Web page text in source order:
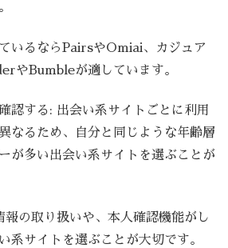
いるならPairsやOmiai、カジュア
やBumbleが適しています。
認する: 出会い系サイトごとに利用
なるため、自分と同じような年齢層
が多い出会い系サイトを選ぶことが
報の取り扱いや、本人確認機能がし
系サイトを選ぶことが大切です。